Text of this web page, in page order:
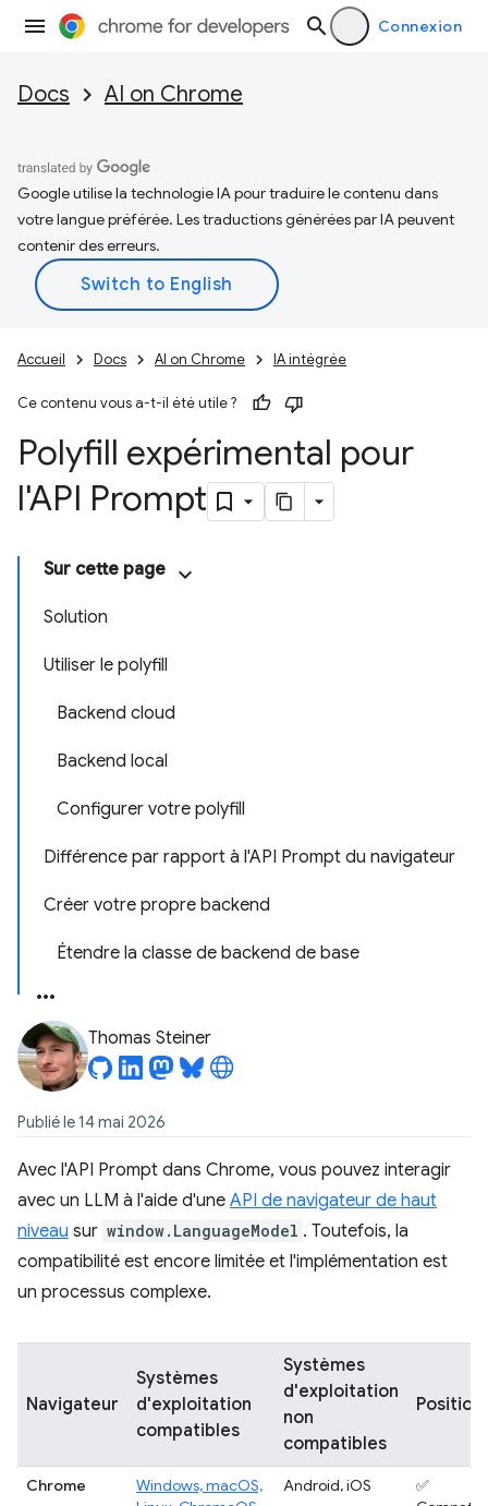
Connexion
Docs AI on Chrome
Google utilise la technologie IA pour traduire le contenu dans
votre langue préférée. Les traductions générées par IA peuvent
contenir des erreurs.
Accueil Docs AI on Chrome IA intégrée
Ce contenu vous a-t-il été utile ?
Polyfill expérimental pour
l'API Prompt
Sur cette page
Solution
Utiliser le polyfill
Backend cloud
Backend local
Configurer votre polyfill
Différence par rapport à l'API Prompt du navigateur
Créer votre propre backend
Étendre la classe de backend de base
Thomas Steiner
Publié le 14 mai 2026
Avec l'API Prompt dans Chrome, vous pouvez interagir
avec un LLM à l'aide d'une API de navigateur de haut
niveau sur window.LanguageModel . Toutefois, la
compatibilité est encore limitée et l'implémentation est
un processus complexe.
Navigateur
Systèmes
d'exploitation
compatibles
Systèmes
d'exploitation
non
compatibles
Position
Chrome
Windows, macOS,
Android, iOS
✅